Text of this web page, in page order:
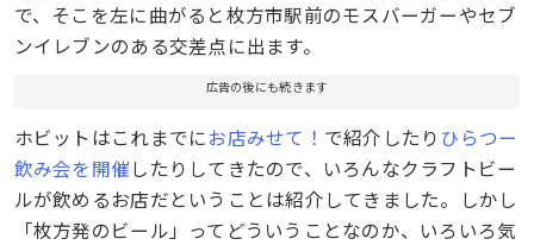
で、そこを左に曲がると枚方市駅前のモスバーガーやセブ
ンイレブンのある交差点に出ます。
広告の後にも続きます
ホビットはこれまでにお店みせて！ で紹介したり ひらつー
飲み会を開催したりしてきたので、いろんなクラフトビー
ルが飲めるお店だということは紹介してきました。しかし
「枚方発のビール」ってどういうことなのか、いろいろ気